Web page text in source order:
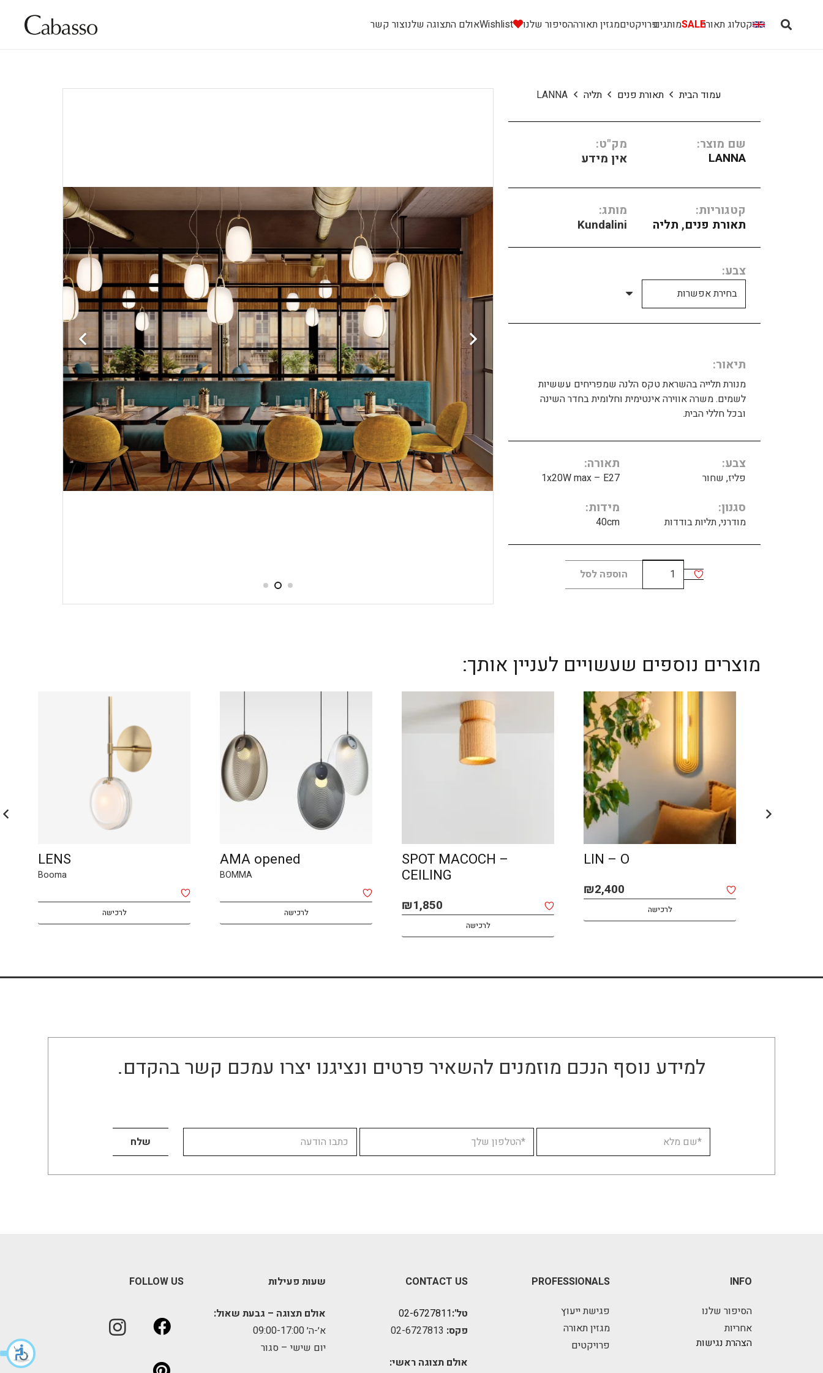
קטלוג תאורהSALEמותגיםפרויקטיםמגזין תאורההסיפור שלנו Wishlistאולם התצוגה שלנוצור קשר
עמוד הבית תאורת פנים תליה LANNA
שם מוצר:
LANNA
מק"ט:
אין מידע
קטגוריות:
תאורת פנים, תליה
מותג:
Kundalini
צבע
תיאור
מנורת תלייה בהשראת טקס הלנה שמפריחים עששיות
לשמים. משרה אווירה אינטימית וחלומית בחדר השינה
ובכל חללי הבית.
צבע
פליז, שחור
תאורה
1x20W max – E27
סגנון
מודרני, תליות בודדות
מידות
40cm
כמות
של
הוספה לסל
מוצרים נוספים שעשויים לעניין אותך:
LIN – O
₪2,400
לרכישה
SPOT MACOCH –
CEILING
₪1,850
לרכישה
AMA opened
BOMMA
לרכישה
LENS
Booma
לרכישה
למידע נוסף הנכם מוזמנים להשאיר פרטים ונציגנו יצרו עמכם קשר בהקדם.
INFO
הסיפור שלנו
אחריות
הצהרת נגישות
PROFESSIONALS
פגישת ייעוץ
מגזין תאורה
פרויקטים
CONTACT US
טל':02-6727811
פקס:
אולם תצוגה ראשי:
שעות פעילות
אולם תצוגה – גבעת שאול:
א׳-ה׳ 09:00-17:00
יום שישי – סגור
FOLLOW US